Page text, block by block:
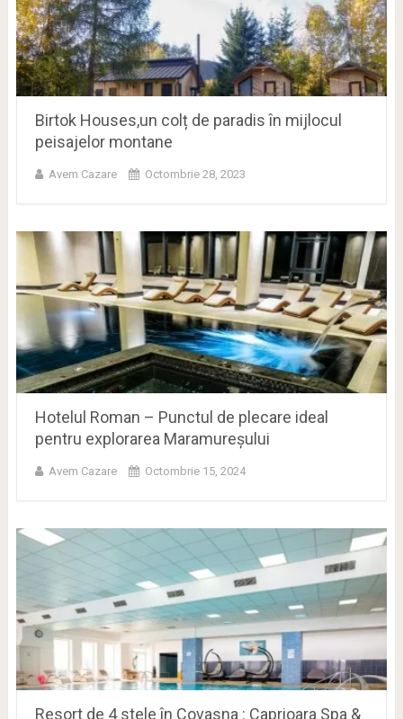
Birtok Houses,un colț de paradis în mijlocul
peisajelor montane
Avem Cazare Octombrie 28, 2023
Hotelul Roman – Punctul de plecare ideal
pentru explorarea Maramureșului
Avem Cazare Octombrie 15, 2024
Resort de 4 stele în Covasna : Caprioara Spa &